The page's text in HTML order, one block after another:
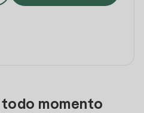
momento